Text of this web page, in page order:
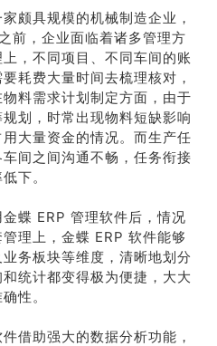
颇具规模的机械制造企业，
前，企业面临着诸多管理方
，不同项目、不同车间的账
耗费大量时间去梳理核对，
料需求计划制定方面，由于
划，时常出现物料短缺影响
大量资金的情况。而生产任
间之间沟通不畅，任务衔接
下。
蝶 ERP 管理软件后，情况
理上，金蝶 ERP 软件能够
务板块等维度，清晰地划分
统计都变得极为便捷，大大
性。
借助强大的数据分析功能，